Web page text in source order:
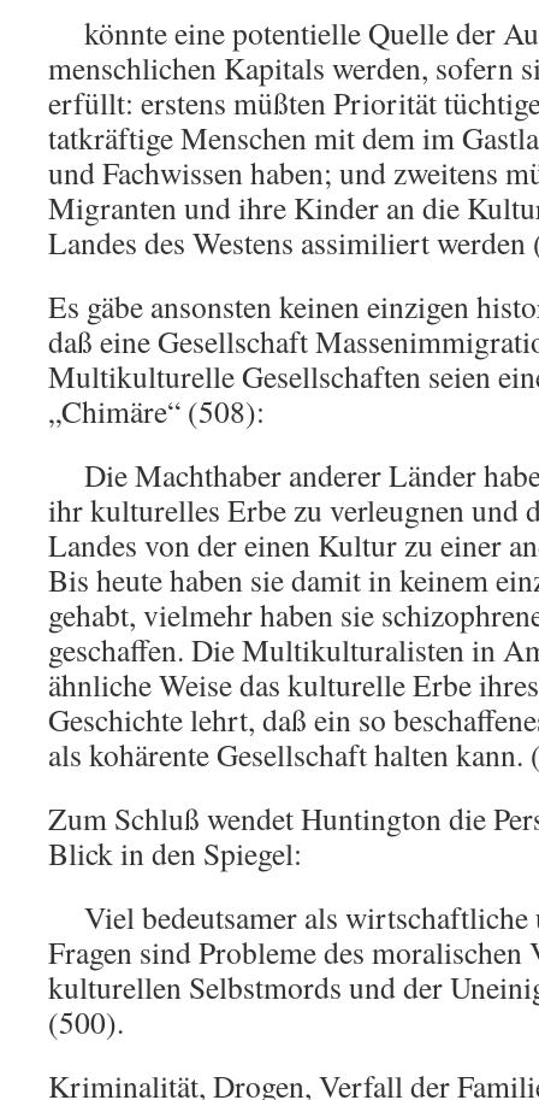
könnte eine potentielle Quelle der
menschlichen Kapitals werden, sofern
erfüllt: erstens müßten Priorität
tatkräftige Menschen mit dem im
und Fachwissen haben; und zweitens
Migranten und ihre Kinder an die
Landes des Westens assimiliert werden
Es gäbe ansonsten keinen einzigen
daß eine Gesellschaft
Multikulturelle Gesellschaften seien
„Chimäre“ (508):
Die Machthaber anderer Länder
ihr kulturelles Erbe zu verleugnen und
Landes von der einen Kultur zu einer
Bis heute haben sie damit in keinem
gehabt, vielmehr haben sie
geschaffen. Die Multikulturalisten in
ähnliche Weise das kulturelle Erbe
Geschichte lehrt, daß ein so
als kohärente Gesellschaft halten kann.
Zum Schluß wendet Huntington die
Blick in den Spiegel:
Viel bedeutsamer als wirtschaftliche
Fragen sind Probleme des moralischen
kulturellen Selbstmords und der
(500).
Kriminalität, Drogen, Verfall der